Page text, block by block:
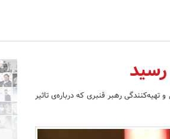
رهبر قنبری که درباره‌ی تاثیر